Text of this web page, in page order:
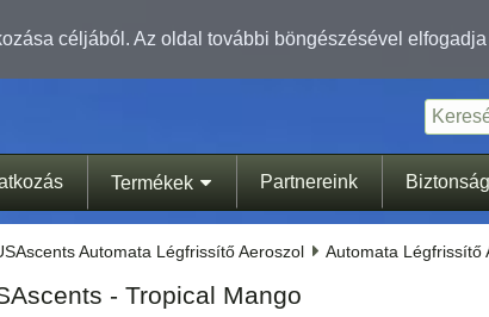
céljából. Az oldal további böngészésével
Termékek Partnereink
Automata Légfrissítő Aeroszol Automata Légfrissítő
- Tropical Mango